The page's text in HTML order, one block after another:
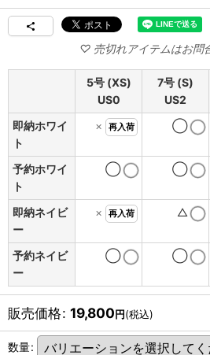
5号 (XS)
US0
7号 (S)
US2
即納ホワイ
ト
× 再入荷 ◯
予約ホワイ
ト
◯ ◯
即納ネイビ
ー
× 再入荷 △
予約ネイビ
ー
◯ ◯
販売価格: 19,800円(税込)
数量: